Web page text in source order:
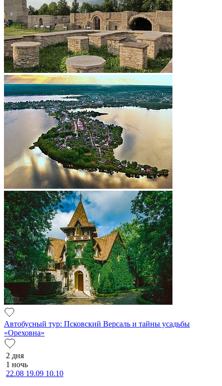
Автобусный тур: Псковский Версаль и тайны усадьбы
«Ореховна»
2 дня
1 ночь
22.08 19.09 10.10